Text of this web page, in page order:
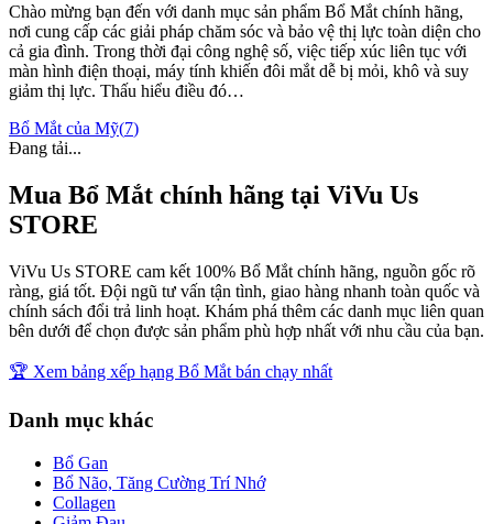
Chào mừng bạn đến với danh mục sản phẩm Bổ Mắt chính hãng,
nơi cung cấp các giải pháp chăm sóc và bảo vệ thị lực toàn diện cho
cả gia đình. Trong thời đại công nghệ số, việc tiếp xúc liên tục với
màn hình điện thoại, máy tính khiến đôi mắt dễ bị mỏi, khô và suy
giảm thị lực. Thấu hiểu điều đó…
Bổ Mắt của Mỹ(7)
Đang tải...
Mua Bổ Mắt chính hãng tại ViVu Us
STORE
ViVu Us STORE cam kết 100% Bổ Mắt chính hãng, nguồn gốc rõ
ràng, giá tốt. Đội ngũ tư vấn tận tình, giao hàng nhanh toàn quốc và
chính sách đổi trả linh hoạt. Khám phá thêm các danh mục liên quan
bên dưới để chọn được sản phẩm phù hợp nhất với nhu cầu của bạn.
🏆 Xem bảng xếp hạng Bổ Mắt bán chạy nhất
Danh mục khác
Bổ Gan
Bổ Não, Tăng Cường Trí Nhớ
Collagen